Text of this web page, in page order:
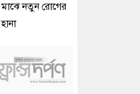
মাঝে নতুন রোগের
হানা